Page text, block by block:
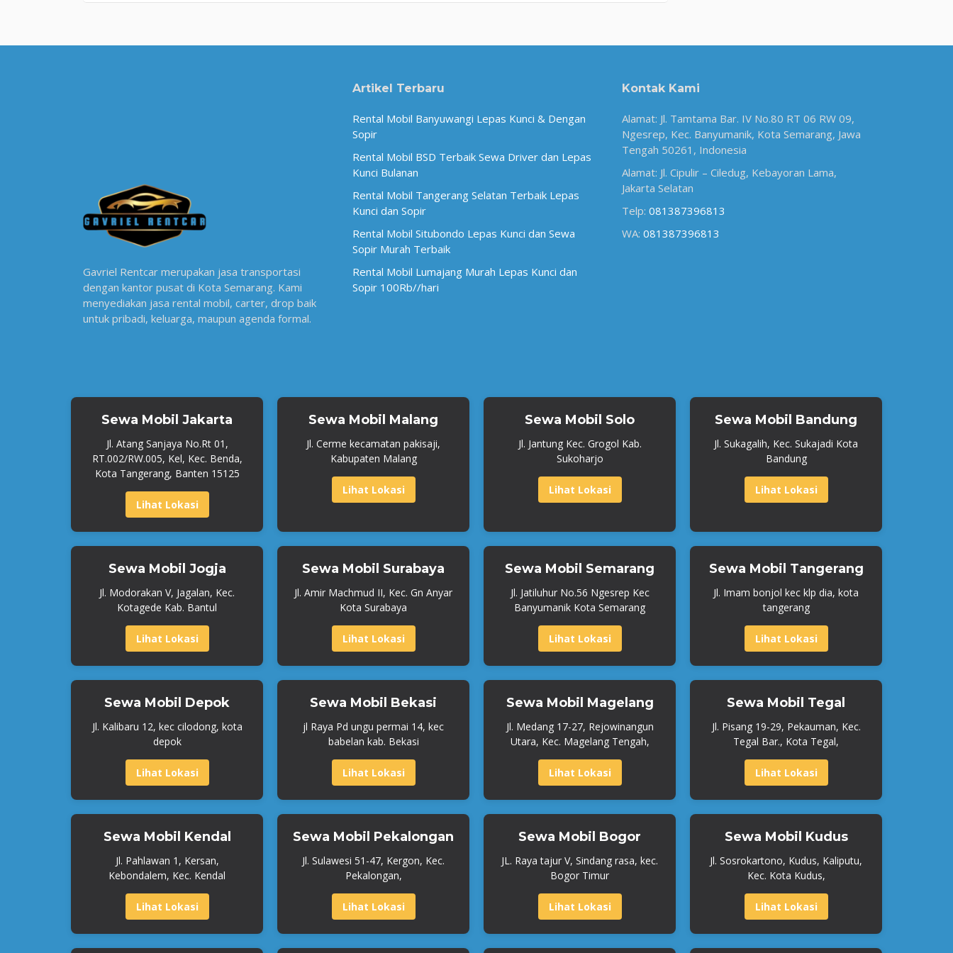
Gavriel Rentcar merupakan jasa transportasi
dengan kantor pusat di Kota Semarang. Kami
menyediakan jasa rental mobil, carter, drop baik
untuk pribadi, keluarga, maupun agenda formal.
Artikel Terbaru
Rental Mobil Banyuwangi Lepas Kunci & Dengan
Sopir
Rental Mobil BSD Terbaik Sewa Driver dan Lepas
Kunci Bulanan
Rental Mobil Tangerang Selatan Terbaik Lepas
Kunci dan Sopir
Rental Mobil Situbondo Lepas Kunci dan Sewa
Sopir Murah Terbaik
Rental Mobil Lumajang Murah Lepas Kunci dan
Sopir 100Rb//hari
Kontak Kami
Alamat: Jl. Tamtama Bar. IV No.80 RT 06 RW 09,
Ngesrep, Kec. Banyumanik, Kota Semarang, Jawa
Tengah 50261, Indonesia
Alamat: Jl. Cipulir – Ciledug, Kebayoran Lama,
Jakarta Selatan
Telp: 081387396813
WA: 081387396813
Sewa Mobil Jakarta
Jl. Atang Sanjaya No.Rt 01,
RT.002/RW.005, Kel, Kec. Benda,
Kota Tangerang, Banten 15125
Lihat Lokasi
Sewa Mobil Malang
Jl. Cerme kecamatan pakisaji,
Kabupaten Malang
Lihat Lokasi
Sewa Mobil Solo
Jl. Jantung Kec. Grogol Kab.
Sukoharjo
Lihat Lokasi
Sewa Mobil Bandung
Jl. Sukagalih, Kec. Sukajadi Kota
Bandung
Lihat Lokasi
Sewa Mobil Jogja
Jl. Modorakan V, Jagalan, Kec.
Kotagede Kab. Bantul
Lihat Lokasi
Sewa Mobil Surabaya
Jl. Amir Machmud II, Kec. Gn Anyar
Kota Surabaya
Lihat Lokasi
Sewa Mobil Semarang
Jl. Jatiluhur No.56 Ngesrep Kec
Banyumanik Kota Semarang
Lihat Lokasi
Sewa Mobil Tangerang
Jl. Imam bonjol kec klp dia, kota
tangerang
Lihat Lokasi
Sewa Mobil Depok
Jl. Kalibaru 12, kec cilodong, kota
depok
Lihat Lokasi
Sewa Mobil Bekasi
jl Raya Pd ungu permai 14, kec
babelan kab. Bekasi
Lihat Lokasi
Sewa Mobil Magelang
Jl. Medang 17-27, Rejowinangun
Utara, Kec. Magelang Tengah,
Lihat Lokasi
Sewa Mobil Tegal
Jl. Pisang 19-29, Pekauman, Kec.
Tegal Bar., Kota Tegal,
Lihat Lokasi
Sewa Mobil Kendal
Jl. Pahlawan 1, Kersan,
Kebondalem, Kec. Kendal
Lihat Lokasi
Sewa Mobil Pekalongan
Jl. Sulawesi 51-47, Kergon, Kec.
Pekalongan,
Lihat Lokasi
Sewa Mobil Bogor
JL. Raya tajur V, Sindang rasa, kec.
Bogor Timur
Lihat Lokasi
Sewa Mobil Kudus
Jl. Sosrokartono, Kudus, Kaliputu,
Kec. Kota Kudus,
Lihat Lokasi